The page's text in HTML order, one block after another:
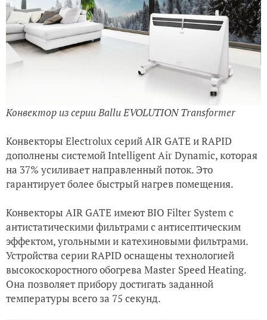
Конвектор из серии Ballu EVOLUTION Transformer
Конвекторы Electrolux серий AIR GATE и RAPID
дополнены системой Intelligent Air Dynamic, которая
на 37% усиливает направленный поток. Это
гарантирует более быстрый нагрев помещения.
Конвекторы AIR GATE имеют BIO Filter System с
антистатическими фильтрами с антисептическим
эффектом, угольными и катехиновыми фильтрами.
Устройства серии RAPID оснащены технологией
высокоскоростного обогрева Master Speed Heating.
Она позволяет прибору достигать заданной
температуры всего за 75 секунд.